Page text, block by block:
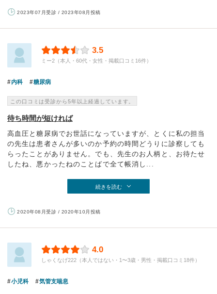
2023年07月受診 / 2023年08月投稿
3.5
ミー2（本人・60代・女性・掲載口コミ16件）
内科 糖尿病
この口コミは受診から5年以上経過しています。
待ち時間が短ければ
高血圧と糖尿病でお世話になっていますが、とくに私の担当
の先生は患者さんが多いのか予約の時間どうりに診察しても
らったことがありません。でも、先生のお人柄と、お待たせ
したね、悪かったねのことばで全て帳消し...
続きを読む
2020年08月受診 / 2020年10月投稿
4.0
しゃくなげ222（本人ではない・1〜3歳・男性・掲載口コミ18件）
小児科 気管支喘息